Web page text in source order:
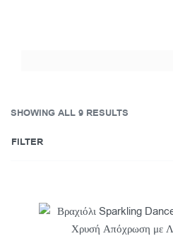
SHOWING ALL 9 RESULTS
FILTER